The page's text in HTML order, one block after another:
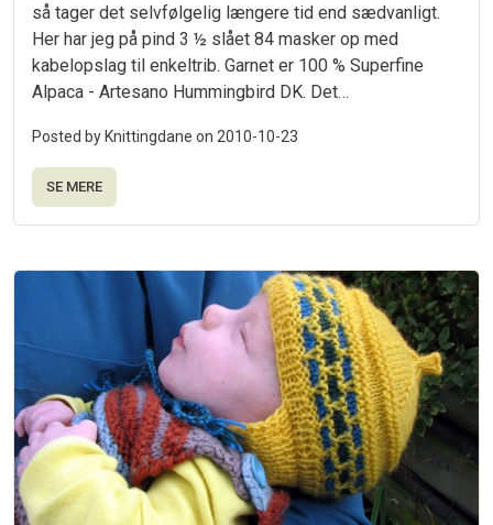
så tager det selvfølgelig længere tid end sædvanligt.
Her har jeg på pind 3 ½ slået 84 masker op med
kabelopslag til enkeltrib. Garnet er 100 % Superfine
Alpaca - Artesano Hummingbird DK. Det…
Posted by Knittingdane on 2010-10-23
SE MERE